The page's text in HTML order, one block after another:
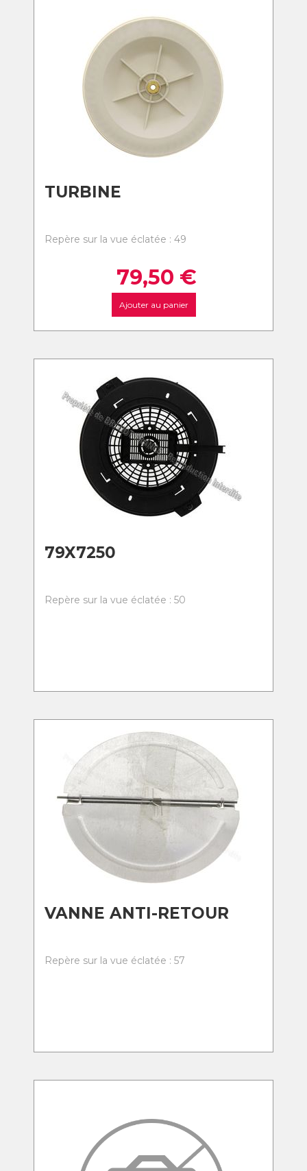
TURBINE
Repère sur la vue éclatée : 49
79,50 €
Ajouter au panier
79X7250
Repère sur la vue éclatée : 50
VANNE ANTI-RETOUR
Repère sur la vue éclatée : 57